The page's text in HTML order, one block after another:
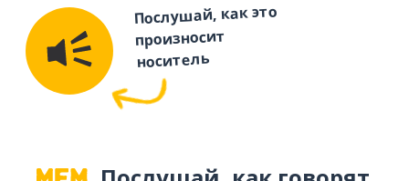
Послушай, как это
произносит
носитель